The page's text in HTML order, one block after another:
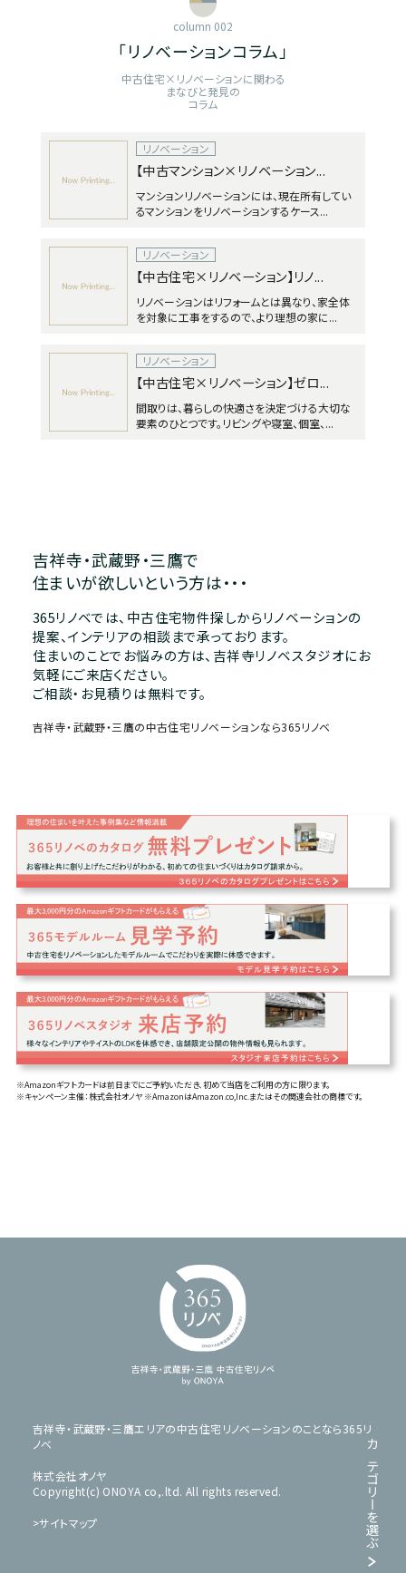
カテゴリーを
選ぶ
column 002
「リノベーションコラム」
中古住宅×リノベーションに関わる
まなびと発見の
コラム
リノベーション
【中古マンション×リノベーション...
マンションリノベーションには、現在所有してい
るマンションをリノベーションするケース...
リノベーション
【中古住宅×リノベーション】リノ...
リノベーションはリフォームとは異なり、家全体
を対象に工事をするので、より理想の家に...
リノベーション
【中古住宅×リノベーション】ゼロ...
間取りは、暮らしの快適さを決定づける大切な
要素のひとつです。リビングや寝室、個室、...
吉祥寺・武蔵野・三鷹で
住まいが欲しいという方は・・・
365リノベでは、中古住宅物件探しからリノベーションの
提案、インテリアの相談まで承っております。
住まいのことでお悩みの方は、吉祥寺リノベスタジオにお
気軽にご来店ください。
ご相談・お見積りは無料です。
吉祥寺・武蔵野・三鷹の中古住宅リノベーションなら365リノベ
※Amazonギフトカードは前日までにご予約いただき、初めて当店をご利用の方に限ります。
※キャンペーン主催：株式会社オノヤ ※AmazonはAmazon.co,Inc.またはその関連会社の商標です。
吉祥寺・武蔵野・三鷹エリアの中古住宅リノベーションのことなら365リ
ノベ
株式会社オノヤ
Copyright(c) ONOYA co,.ltd. All rights reserved.
サイトマップ